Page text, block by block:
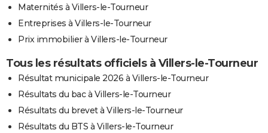
Maternités à Villers-le-Tourneur
Entreprises à Villers-le-Tourneur
Prix immobilier à Villers-le-Tourneur
Tous les résultats officiels à Villers-le-Tourneur
Résultat municipale 2026 à Villers-le-Tourneur
Résultats du bac à Villers-le-Tourneur
Résultats du brevet à Villers-le-Tourneur
Résultats du BTS à Villers-le-Tourneur